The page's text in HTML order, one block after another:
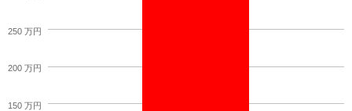
150 万円
200 万円
250 万円